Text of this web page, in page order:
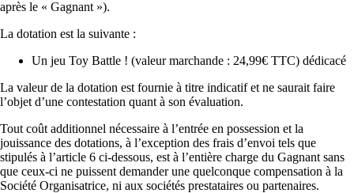
après le « Gagnant »).
La dotation est la suivante :
Un jeu Toy Battle ! (valeur marchande : 24,99€ TTC) dédicacé
La valeur de la dotation est fournie à titre indicatif et ne saurait faire
l’objet d’une contestation quant à son évaluation.
Tout coût additionnel nécessaire à l’entrée en possession et la
jouissance des dotations, à l’exception des frais d’envoi tels que
stipulés à l’article 6 ci-dessous, est à l’entière charge du Gagnant sans
que ceux-ci ne puissent demander une quelconque compensation à la
Société Organisatrice, ni aux sociétés prestataires ou partenaires.